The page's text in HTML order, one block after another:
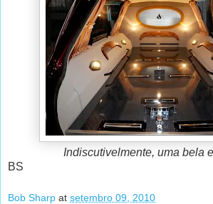
Indiscutivelmente, uma bela
BS
Bob Sharp at setembro 09, 2010